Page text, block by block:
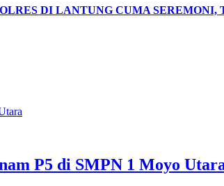
DI LANTUNG CUMA SEREMONI,
P5 di SMPN 1 Moyo